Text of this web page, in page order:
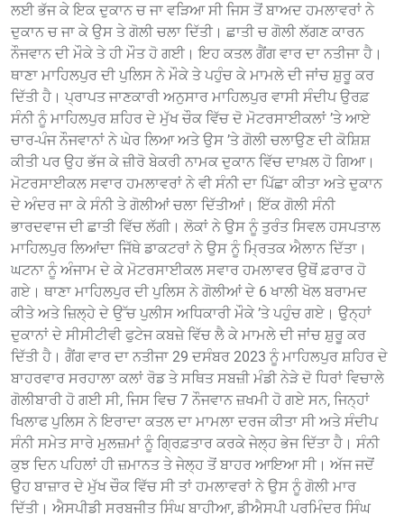
ਲਈ ਭੱਜ ਕੇ ਇਕ ਦੁਕਾਨ ਚ ਜਾ ਵੜਿਆ ਸੀ ਜਿਸ ਤੋਂ ਬਾਅਦ ਹਮਲਾਵਰਾਂ ਨੇ
ਦੁਕਾਨ ਚ ਜਾ ਕੇ ਉਸ ਤੇ ਗੋਲੀ ਚਲਾ ਦਿੱਤੀ। ਛਾਤੀ ਚ ਗੋਲੀ ਲੱਗਣ ਕਾਰਨ
ਨੌਜਵਾਨ ਦੀ ਮੌਕੇ ਤੇ ਹੀ ਮੌਤ ਹੋ ਗਈ। ਇਹ ਕਤਲ ਗੈਂਗ ਵਾਰ ਦਾ ਨਤੀਜਾ ਹੈ।
ਥਾਣਾ ਮਾਹਿਲਪੁਰ ਦੀ ਪੁਲਿਸ ਨੇ ਮੌਕੇ ਤੇ ਪਹੁੰਚ ਕੇ ਮਾਮਲੇ ਦੀ ਜਾਂਚ ਸ਼ੁਰੂ ਕਰ
ਦਿੱਤੀ ਹੈ। ਪ੍ਰਾਪਤ ਜਾਣਕਾਰੀ ਅਨੁਸਾਰ ਮਾਹਿਲਪੁਰ ਵਾਸੀ ਸੰਦੀਪ ਉਰਫ਼
ਸੰਨੀ ਨੂੰ ਮਾਹਿਲਪੁਰ ਸ਼ਹਿਰ ਦੇ ਮੁੱਖ ਚੌਕ ਵਿੱਚ ਦੋ ਮੋਟਰਸਾਈਕਲਾਂ ’ਤੇ ਆਏ
ਚਾਰ-ਪੰਜ ਨੌਜਵਾਨਾਂ ਨੇ ਘੇਰ ਲਿਆ ਅਤੇ ਉਸ ’ਤੇ ਗੋਲੀ ਚਲਾਉਣ ਦੀ ਕੋਸ਼ਿਸ਼
ਕੀਤੀ ਪਰ ਉਹ ਭੱਜ ਕੇ ਜ਼ੀਰੋ ਬੇਕਰੀ ਨਾਮਕ ਦੁਕਾਨ ਵਿੱਚ ਦਾਖ਼ਲ ਹੋ ਗਿਆ।
ਮੋਟਰਸਾਈਕਲ ਸਵਾਰ ਹਮਲਾਵਰਾਂ ਨੇ ਵੀ ਸੰਨੀ ਦਾ ਪਿੱਛਾ ਕੀਤਾ ਅਤੇ ਦੁਕਾਨ
ਦੇ ਅੰਦਰ ਜਾ ਕੇ ਸੰਨੀ ਤੇ ਗੋਲੀਆਂ ਚਲਾ ਦਿੱਤੀਆਂ। ਇੱਕ ਗੋਲੀ ਸੰਨੀ
ਭਾਰਦਵਾਜ ਦੀ ਛਾਤੀ ਵਿੱਚ ਲੱਗੀ। ਲੋਕਾਂ ਨੇ ਉਸ ਨੂੰ ਤੁਰੰਤ ਸਿਵਲ ਹਸਪਤਾਲ
ਮਾਹਿਲਪੁਰ ਲਿਆਂਦਾ ਜਿੱਥੇ ਡਾਕਟਰਾਂ ਨੇ ਉਸ ਨੂੰ ਮ੍ਰਿਤਕ ਐਲਾਨ ਦਿੱਤਾ।
ਘਟਨਾ ਨੂੰ ਅੰਜਾਮ ਦੇ ਕੇ ਮੋਟਰਸਾਈਕਲ ਸਵਾਰ ਹਮਲਾਵਰ ਉਥੋਂ ਫ਼ਰਾਰ ਹੋ
ਗਏ। ਥਾਣਾ ਮਾਹਿਲਪੁਰ ਦੀ ਪੁਲਿਸ ਨੇ ਗੋਲੀਆਂ ਦੇ 6 ਖਾਲੀ ਖੋਲ ਬਰਾਮਦ
ਕੀਤੇ ਅਤੇ ਜ਼ਿਲ੍ਹੇ ਦੇ ਉੱਚ ਪੁਲੀਸ ਅਧਿਕਾਰੀ ਮੌਕੇ ’ਤੇ ਪਹੁੰਚ ਗਏ। ਉਨ੍ਹਾਂ
ਦੁਕਾਨਾਂ ਦੇ ਸੀਸੀਟੀਵੀ ਫੁਟੇਜ ਕਬਜ਼ੇ ਵਿੱਚ ਲੈ ਕੇ ਮਾਮਲੇ ਦੀ ਜਾਂਚ ਸ਼ੁਰੂ ਕਰ
ਦਿੱਤੀ ਹੈ। ਗੈਂਗ ਵਾਰ ਦਾ ਨਤੀਜਾ 29 ਦਸੰਬਰ 2023 ਨੂੰ ਮਾਹਿਲਪੁਰ ਸ਼ਹਿਰ ਦੇ
ਬਾਹਰਵਾਰ ਸਰਹਾਲਾ ਕਲਾਂ ਰੋਡ ਤੇ ਸਥਿਤ ਸਬਜ਼ੀ ਮੰਡੀ ਨੇੜੇ ਦੋ ਧਿਰਾਂ ਵਿਚਾਲੇ
ਗੋਲੀਬਾਰੀ ਹੋ ਗਈ ਸੀ, ਜਿਸ ਵਿਚ 7 ਨੌਜਵਾਨ ਜ਼ਖਮੀ ਹੋ ਗਏ ਸਨ, ਜਿਨ੍ਹਾਂ
ਖਿਲਾਫ ਪੁਲਿਸ ਨੇ ਇਰਾਦਾ ਕਤਲ ਦਾ ਮਾਮਲਾ ਦਰਜ ਕੀਤਾ ਸੀ ਅਤੇ ਸੰਦੀਪ
ਸੰਨੀ ਸਮੇਤ ਸਾਰੇ ਮੁਲਜ਼ਮਾਂ ਨੂੰ ਗ੍ਰਿਫ਼ਤਾਰ ਕਰਕੇ ਜੇਲ੍ਹ ਭੇਜ ਦਿੱਤਾ ਹੈ। ਸੰਨੀ
ਕੁਝ ਦਿਨ ਪਹਿਲਾਂ ਹੀ ਜ਼ਮਾਨਤ ਤੇ ਜੇਲ੍ਹ ਤੋਂ ਬਾਹਰ ਆਇਆ ਸੀ। ਅੱਜ ਜਦੋਂ
ਉਹ ਬਾਜ਼ਾਰ ਦੇ ਮੁੱਖ ਚੌਕ ਵਿੱਚ ਸੀ ਤਾਂ ਹਮਲਾਵਰਾਂ ਨੇ ਉਸ ਨੂੰ ਗੋਲੀ ਮਾਰ
ਦਿੱਤੀ। ਐਸਪੀਡੀ ਸਰਬਜੀਤ ਸਿੰਘ ਬਾਹੀਆ, ਡੀਐਸਪੀ ਪਰਮਿੰਦਰ ਸਿੰਘ